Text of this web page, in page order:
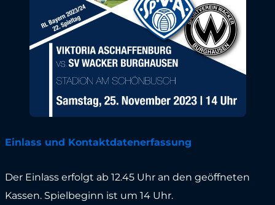
Einlass und Kontaktdatenerfassung
Der Einlass erfolgt ab 12.45 Uhr an den geöffneten
Kassen. Spielbeginn ist um 14 Uhr.